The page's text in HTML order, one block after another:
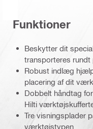
Funktioner
Beskytter dit
transporteres rundt
Robust indlæg
placering af dit
Dobbelt håndtag
Hilti
Tre visningsplader
værktøjstypen